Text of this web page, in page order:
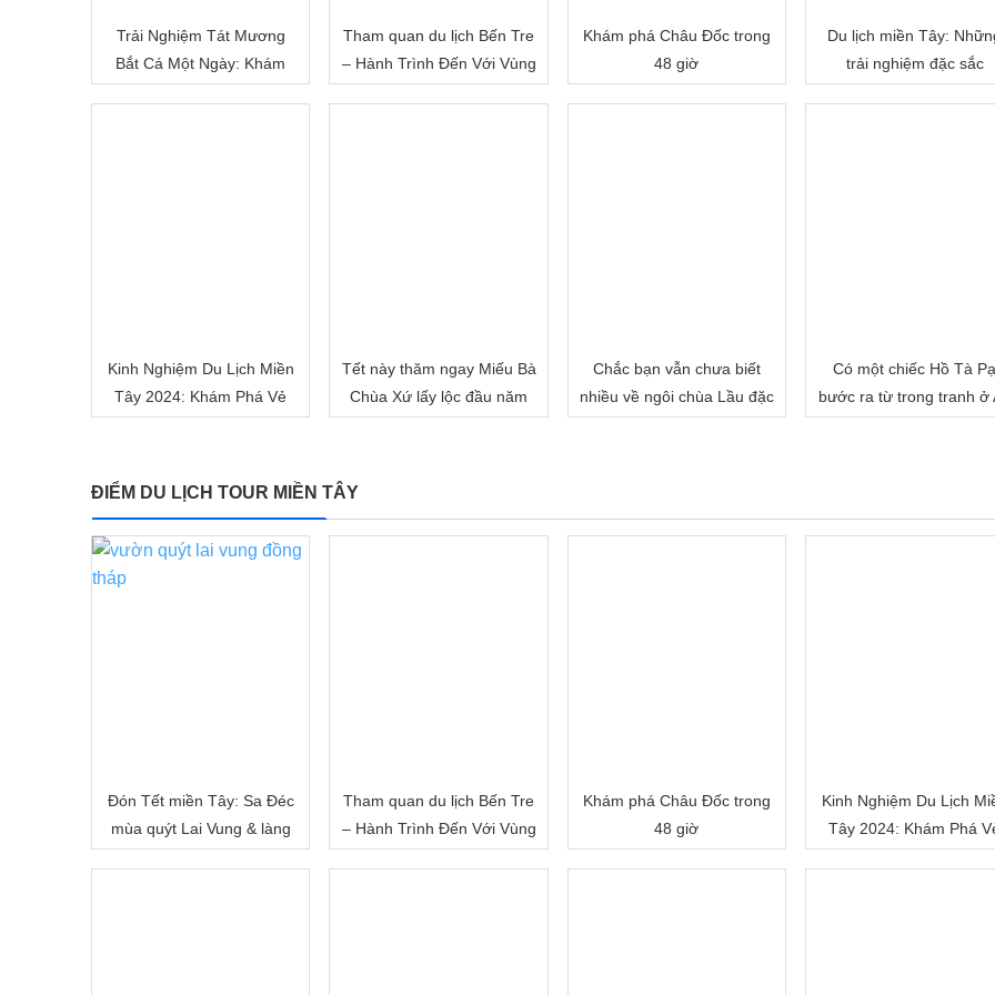
Trải Nghiệm Tát Mương
Bắt Cá Một Ngày: Khám
Tham quan du lịch Bến Tre
– Hành Trình Đến Với Vùng
Khám phá Châu Đốc trong
48 giờ
Du lịch miền Tây:
trải nghiệm đặc sắc
Kinh Nghiệm Du Lịch Miền
Tây 2024: Khám Phá Vẻ
Tết này thăm ngay Miếu Bà
Chùa Xứ lấy lộc đầu năm
Chắc bạn vẫn chưa biết
nhiều về ngôi chùa Lầu đặc
Có một chiếc Hồ Tà Pạ
bước ra từ trong tranh ở
ĐIỂM DU LỊCH TOUR MIỀN TÂY
Đón Tết miền Tây: Sa Đéc
mùa quýt Lai Vung & làng
Tham quan du lịch Bến Tre
– Hành Trình Đến Với Vùng
Khám phá Châu Đốc trong
48 giờ
Kinh Nghiệm Du Lịch
Tây 2024: Khám Phá